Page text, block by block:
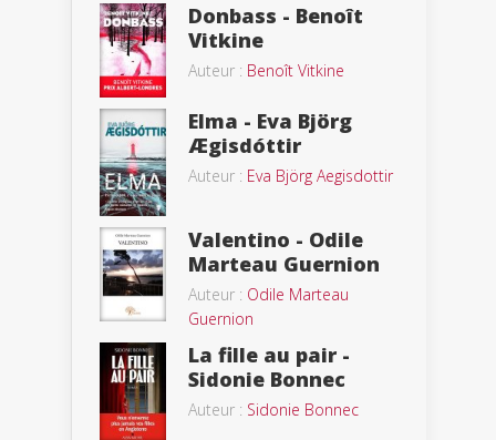
Donbass - Benoît
Vitkine
Auteur : Benoît Vitkine
Elma - Eva Björg
Ægisdóttir
Auteur : Eva Björg Aegisdottir
Valentino - Odile
Marteau Guernion
Auteur : Odile Marteau
Guernion
La fille au pair -
Sidonie Bonnec
Auteur : Sidonie Bonnec